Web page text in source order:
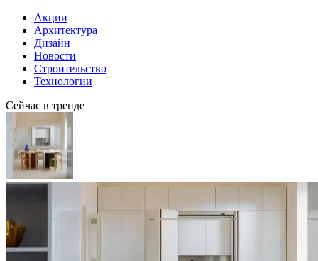
Акции
Архитектура
Дизайн
Новости
Строительство
Технологии
Сейчас в тренде